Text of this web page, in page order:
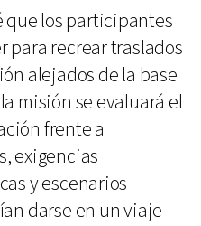
los participantes
para recrear traslados
alejados de la base
misión se evaluará el
frente a
exigencias
y escenarios
darse en un viaje